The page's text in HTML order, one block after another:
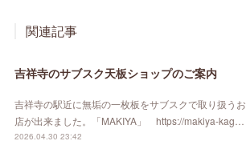
関連記事
吉祥寺のサブスク天板ショップのご案内
吉祥寺の駅近に無垢の一枚板をサブスクで取り扱うお
店が出来ました。「MAKIYA」 https://makiya-kag…
2026.04.30 23:42